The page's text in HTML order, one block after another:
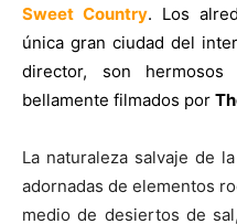
Sweet Country. Los
única gran ciudad del
director, son
bellamente filmados por
La naturaleza salvaje de
adornadas de elementos
medio de desiertos de